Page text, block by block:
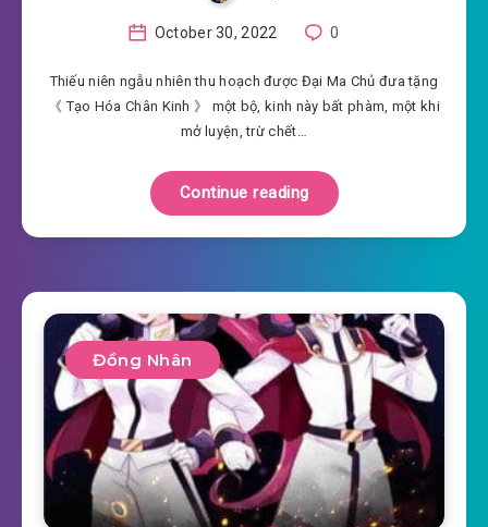
October 30, 2022 0
Thiếu niên ngẫu nhiên thu hoạch được Đại Ma Chủ đưa tặng
《 Tạo Hóa Chân Kinh 》 một bộ, kinh này bất phàm, một khi
mở luyện, trừ chết…
Continue reading
Đồng Nhân